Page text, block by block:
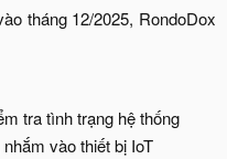
tháng 12/2025, RondoDox
tra tình trạng hệ thống​
vào thiết bị IoT​